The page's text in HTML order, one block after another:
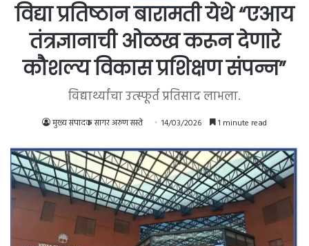
विद्या प्रतिष्ठान बारामती येथे “एआय
तंत्रज्ञानाची ओळख करून देणारे
कौशल्य विकास प्रशिक्षण संपन्न”
विद्यार्थ्यांचा उत्स्फूर्त प्रतिसाद लाभला.
मुख्य संपादक सागर अरुण सस्ते 14/03/2026 1 minute read